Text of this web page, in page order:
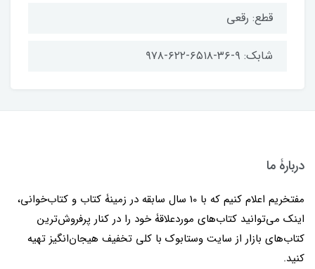
قطع: رقعی
شابک: ۹-۳۶-۶۵۱۸-۶۲۲-۹۷۸
دربارۀ ما
مفتخریم اعلام کنیم که با 10 سال سابقه در زمینۀ کتاب و کتاب‌خوانی،
اینک می‌توانید کتاب‌های موردعلاقۀ خود را در کنار پرفروش‌ترین
کتاب‌های بازار از سایت وستابوک با کلی تخفیف هیجان‌انگیز تهیه
کنید.